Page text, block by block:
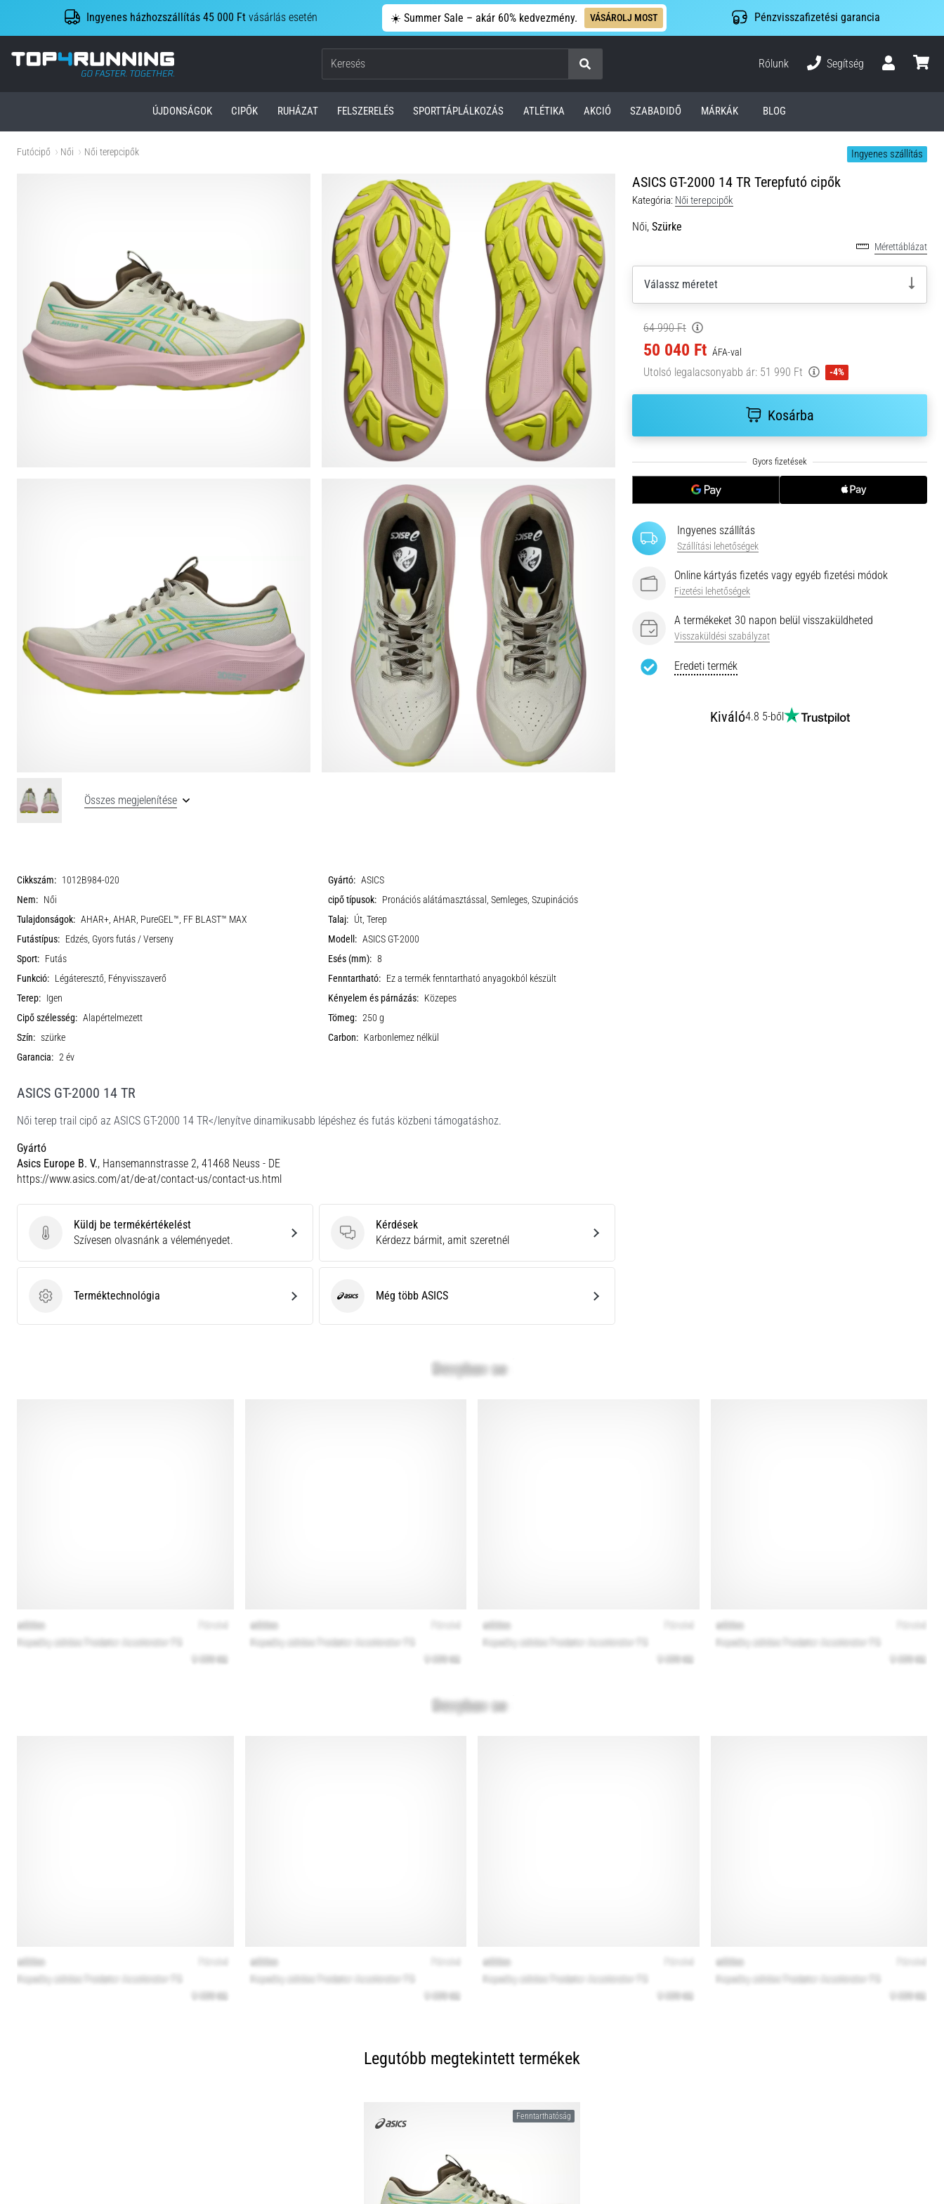
Ingyenes házhozszállítás 45 000 Ft vásárlás esetén ☀️ Summer Sale – akár 60% kedvezmény. VÁSÁROLJ MOST Pénzvisszafizetési garancia
Top4Running.hu
Keresés
Rólunk
Segítség
ÚJDONSÁGOK CIPŐK RUHÁZAT FELSZERELÉS SPORTTÁPLÁLKOZÁS ATLÉTIKA AKCIÓ SZABADIDŐ MÁRKÁK BLOG
Futócipő Női Női terepcipők Ingyenes szállítás
ASICS GT-2000 14 TR Terepfutó cipők
Kategória: Női terepcipők
Női, Szürke
Mérettáblázat
Válassz méretet
64 990 Ft
50 040 Ft ÁFA-val
Utolsó legalacsonyabb ár: 51 990 Ft -4%
Kosárba
Ingyenes szállítás
Szállítási lehetőségek
Online kártyás fizetés vagy egyéb fizetési módok
Fizetési lehetőségek
A termékeket 30 napon belül visszaküldheted
Visszaküldési szabályzat
Eredeti termék
Kiváló4.8 5-ből
Összes megjelenítése
Cikkszám: 1012B984-020 Gyártó: ASICS
Nem: Női cipő típusok: Pronációs alátámasztással, Semleges, Szupinációs
Tulajdonságok: AHAR+, AHAR, PureGEL™, FF BLAST™ MAX Talaj: Út, Terep
Futástípus: Edzés, Gyors futás / Verseny Modell: ASICS GT-2000
Sport: Futás Esés (mm): 8
Funkció: Légáteresztő, Fényvisszaverő Fenntartható: Ez a termék fenntartható anyagokból készült
Terep: Igen Kényelem és párnázás: Közepes
Cipő szélesség: Alapértelmezett Tömeg: 250 g
Szín: szürke Carbon: Karbonlemez nélkül
Garancia: 2 év
ASICS GT-2000 14 TR
Női terep trail cipő az ASICS GT-2000 14 TR</lenyítve dinamikusabb lépéshez és futás közbeni támogatáshoz.
Gyártó
Asics Europe B. V., Hansemannstrasse 2, 41468 Neuss - DE
https://www.asics.com/at/de-at/contact-us/contact-us.html
Küldj be termékértékelést
Küldj be termékértékelést
Szívesen olvasnánk a véleményedet.
Kérdések
Kérdések
Kérdezz bármit, amit szeretnél
Terméktechnológia
Terméktechnológia ASICS Még több ASICS
Legutóbb megtekintett termékek
Fenntarthatóság